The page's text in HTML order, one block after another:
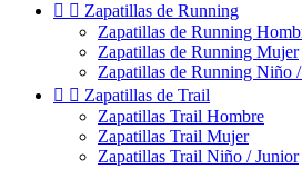
  Zapatillas de Running
Zapatillas de Running
Zapatillas de Running Mujer
Zapatillas de Running Niño
  Zapatillas de Trail
Zapatillas Trail Hombre
Zapatillas Trail Mujer
Zapatillas Trail Niño / Junior